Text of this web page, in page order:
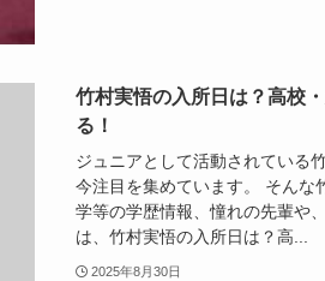
竹村実悟の入所日は？高校
る！
ジュニアとして活動されている
今注目を集めています。 そんな
学等の学歴情報、憧れの先輩や
は、竹村実悟の入所日は？高...
2025年8月30日